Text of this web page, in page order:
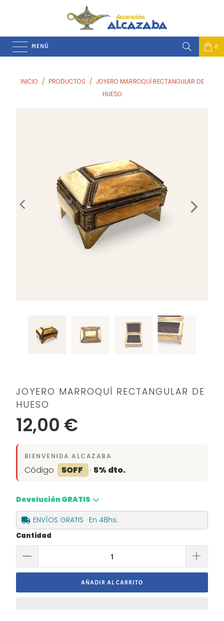
MENÚ 0
INICIO / PRODUCTOS / JOYERO MARROQUÍ RECTANGULAR DE
HUESO
JOYERO MARROQUÍ RECTANGULAR DE
HUESO
12,00 €
BIENVENIDA ALCAZABA
Código 5OFF · 5% dto.
Devolución GRATIS
ENVÍOS GRATIS · En 48hs.
Cantidad
AÑADIR AL CARRITO